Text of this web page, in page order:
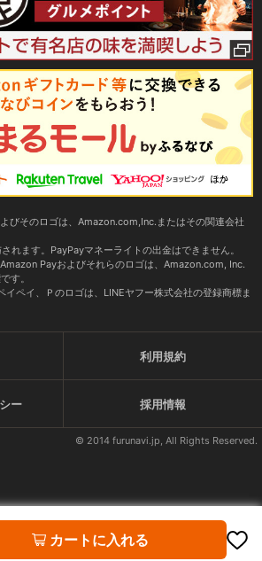
カートに入れる
びそのロゴは、Amazon.com,Inc.またはその関連会社
れます。PayPayマネーライトの出金はできません。
Payおよびそれらのロゴは、Amazon.com, Inc.
す。
イペイ、Ｐのロゴは、LINEヤフー株式会社の登録商標ま
利用規約
ー 採用情報
© 2014 furunavi.jp, All Rights Reserved.